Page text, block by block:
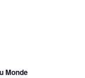
Monde